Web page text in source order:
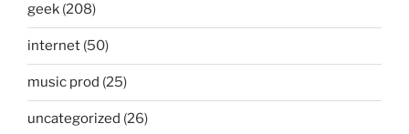
geek (208)
internet (50)
music prod (25)
uncategorized (26)